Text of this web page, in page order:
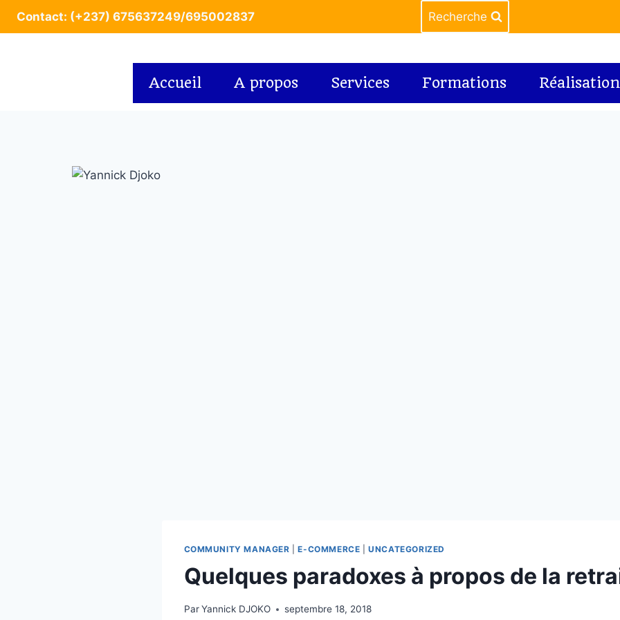
Contact: (+237) 675637249/695002837 Recherche
Accueil A propos Services Formations
COMMUNITY MANAGER |E-COMMERCE |UNCATEGORIZED
Quelques paradoxes à propos de la
Par Yannick DJOKO septembre 18, 2018